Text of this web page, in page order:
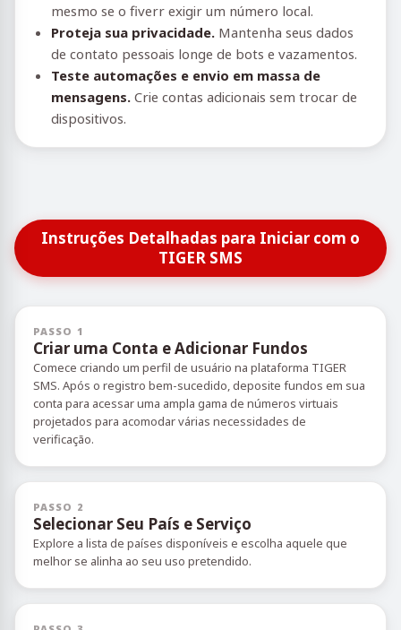
mesmo se o fiverr exigir um número local.
Proteja sua privacidade. Mantenha seus dados
de contato pessoais longe de bots e vazamentos.
Teste automações e envio em massa de
mensagens. Crie contas adicionais sem trocar de
dispositivos.
Instruções Detalhadas para Iniciar com o
TIGER SMS
PASSO 1
Criar uma Conta e Adicionar Fundos
Comece criando um perfil de usuário na plataforma TIGER
SMS. Após o registro bem-sucedido, deposite fundos em sua
conta para acessar uma ampla gama de números virtuais
projetados para acomodar várias necessidades de
verificação.
PASSO 2
Selecionar Seu País e Serviço
Explore a lista de países disponíveis e escolha aquele que
melhor se alinha ao seu uso pretendido.